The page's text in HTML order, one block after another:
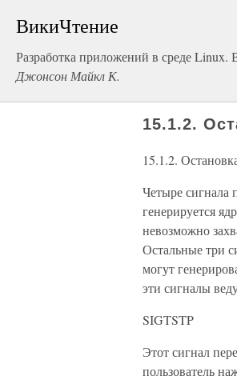
ВикиЧтение
Разработка приложений в среде Linux.
Джонсон Майкл К.
15.1.2.
15.1.2.
Четыре сигнала
генерируется
невозможно
Остальные три
могут
эти сигналы
SIGTSTP
Этот сигнал
пользователь